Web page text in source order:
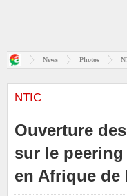
News Photos
NTIC
Ouverture
sur le
en Afrique de